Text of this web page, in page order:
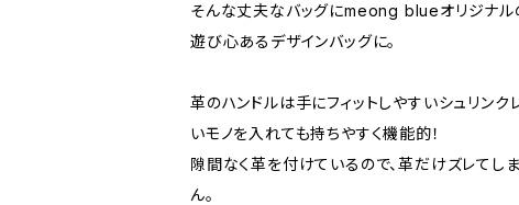
そんな丈夫なバッグにmeong blueオリジナル
遊び心あるデザインバッグに。
革のハンドルは手にフィットしやすいシュリンク
いモノを入れても持ちやすく機能的！
隙間なく革を付けているので、革だけズレてし
ん。